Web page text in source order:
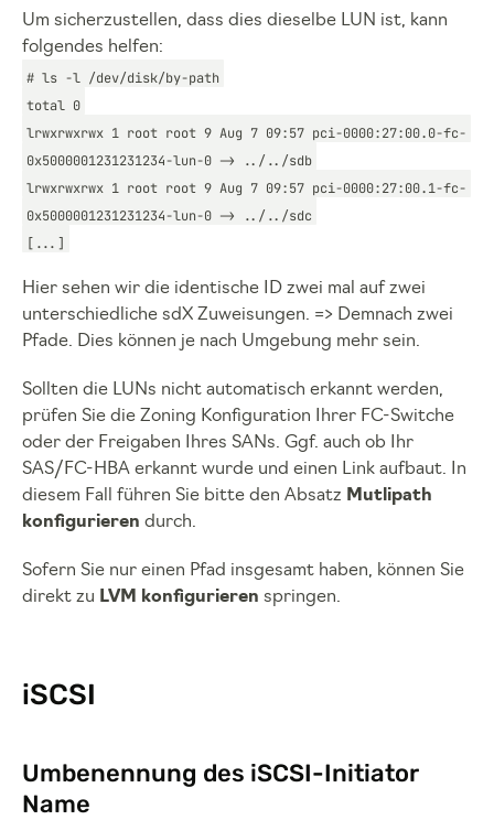
Um sicherzustellen, dass dies dieselbe LUN ist, kann
folgendes helfen:
# ls -l /dev/disk/by-path
total 0
lrwxrwxrwx 1 root root 9 Aug 7 09:57 pci-0000:27:00.0-fc-
0x5000001231231234-lun-0 -> ../../sdb
lrwxrwxrwx 1 root root 9 Aug 7 09:57 pci-0000:27:00.1-fc-
0x5000001231231234-lun-0 -> ../../sdc
[...]
Hier sehen wir die identische ID zwei mal auf zwei
unterschiedliche sdX Zuweisungen. => Demnach zwei
Pfade. Dies können je nach Umgebung mehr sein.
Sollten die LUNs nicht automatisch erkannt werden,
prüfen Sie die Zoning Konfiguration Ihrer FC-Switche
oder der Freigaben Ihres SANs. Ggf. auch ob Ihr
SAS/FC-HBA erkannt wurde und einen Link aufbaut. In
diesem Fall führen Sie bitte den Absatz Mutlipath
konfigurieren durch.
Sofern Sie nur einen Pfad insgesamt haben, können Sie
direkt zu LVM konfigurieren springen.
iSCSI
Umbenennung des iSCSI-Initiator
Name